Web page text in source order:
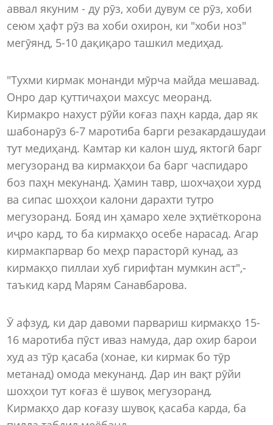
аввал якуним - ду рӯз, хоби дувум се рӯз, хоби
сеюм ҳафт рӯз ва хоби охирон, ки "хоби ноз"
мегӯянд, 5-10 дақиқаро ташкил медиҳад.
"Тухми кирмак монанди мӯрча майда мешавад.
Онро дар қуттичаҳои махсус меоранд.
Кирмакро нахуст рӯйи коғаз паҳн карда, дар як
шабонарӯз 6-7 маротиба барги резакардашудаи
тут медиҳанд. Камтар ки калон шуд, яктогӣ барг
мегузоранд ва кирмакҳои ба барг часпидаро
боз паҳн мекунанд. Ҳамин тавр, шохчаҳои хурд
ва сипас шохҳои калони дарахти тутро
мегузоранд. Бояд ин ҳамаро хеле эҳтиёткорона
иҷро кард, то ба кирмакҳо осебе нарасад. Агар
кирмакпарвар бо меҳр парасторӣ кунад, аз
кирмакҳо пиллаи хуб гирифтан мумкин аст",-
таъкид кард Марям Санавбарова.
Ӯ афзуд, ки дар давоми парвариш кирмакҳо 15-
16 маротиба пӯст иваз намуда, дар охир барои
худ аз тӯр қасаба (хонае, ки кирмак бо тӯр
метанад) омода мекунанд. Дар ин вақт рӯйи
шохҳои тут коғаз ё шувоқ мегузоранд.
Кирмакҳо дар коғазу шувоқ қасаба карда, ба